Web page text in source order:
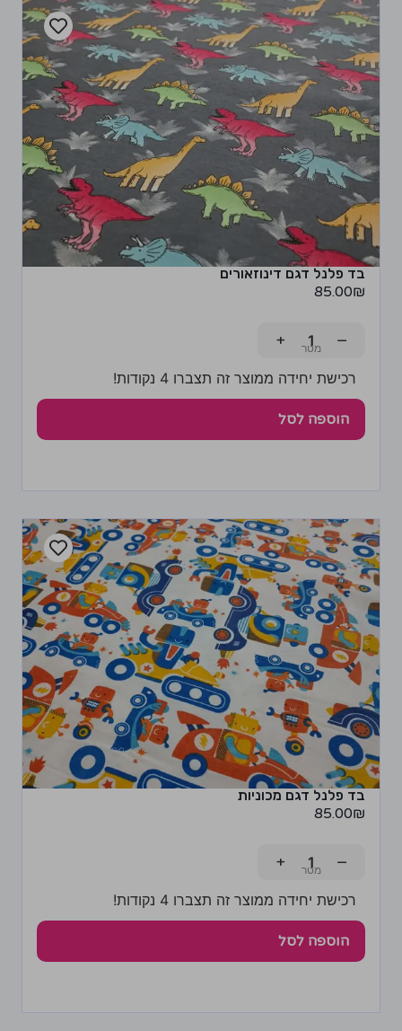
בד פלנל דגם דינוזאורים
85.00₪
−
+
רכישת יחידה ממוצר זה תצברו 4 נקודות!
הוספה לסל
בד פלנל דגם מכוניות
85.00₪
−
+
רכישת יחידה ממוצר זה תצברו 4 נקודות!
הוספה לסל